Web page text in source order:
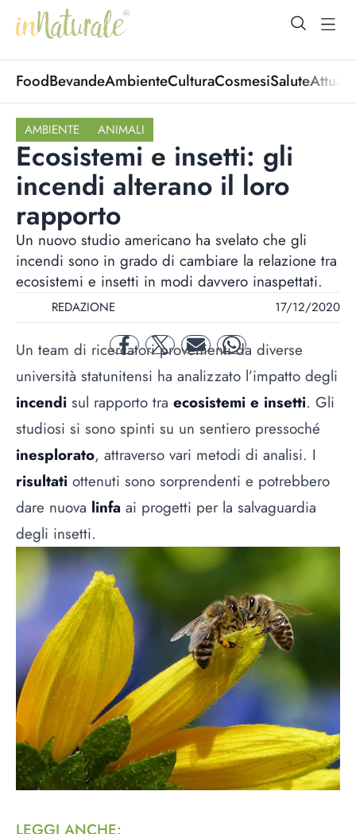
open
FoodBevandeAmbienteCulturaCosmesiSalute
AMBIENTE ANIMALI
Ecosistemi e insetti: gli
incendi alterano il loro
rapporto
Un nuovo studio americano ha svelato che gli
incendi sono in grado di cambiare la relazione tra
ecosistemi e insetti in modi davvero inaspettati.
REDAZIONE 17/12/2020
facebooktwitter mail whatsapp
Un team di ricercatori provenienti da diverse
università statunitensi ha analizzato l’impatto degli
incendi sul rapporto tra ecosistemi e insetti. Gli
studiosi si sono spinti su un sentiero pressoché
inesplorato, attraverso vari metodi di analisi. I
risultati ottenuti sono sorprendenti e potrebbero
dare nuova linfa ai progetti per la salvaguardia
degli insetti.